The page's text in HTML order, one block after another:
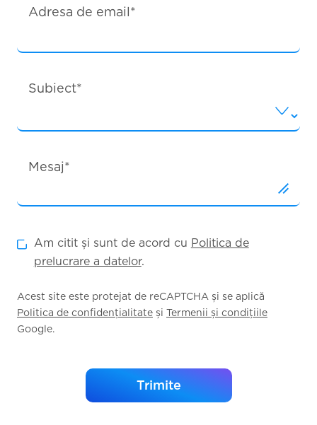
Adresa de email*
Subiect*
Mesaj*
Am citit și sunt de acord cu Politica de
prelucrare a datelor.
Acest site este protejat de reCAPTCHA și se aplică
Politica de confidențialitate și Termenii și condițiile
Google.
Trimite